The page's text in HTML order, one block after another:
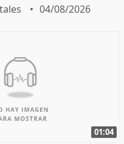
04/08/2026
01:04